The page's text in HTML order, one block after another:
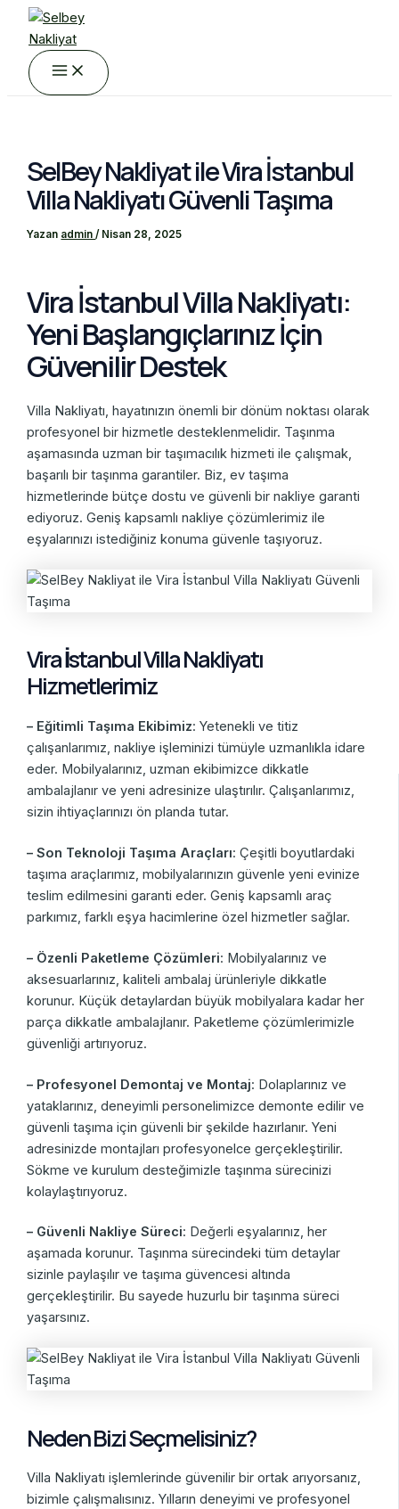
İçeriğe Main
Menu
SelBey Nakliyat ile Vira İstanbul
Villa Nakliyatı Güvenli Taşıma
Yazan admin/ Nisan 28, 2025
Vira İstanbul Villa Nakliyatı:
Yeni Başlangıçlarınız İçin
Güvenilir Destek
Villa Nakliyatı, hayatınızın önemli bir dönüm noktası olarak
profesyonel bir hizmetle desteklenmelidir. Taşınma
aşamasında uzman bir taşımacılık hizmeti ile çalışmak,
başarılı bir taşınma garantiler. Biz, ev taşıma
hizmetlerinde bütçe dostu ve güvenli bir nakliye garanti
ediyoruz. Geniş kapsamlı nakliye çözümlerimiz ile
eşyalarınızı istediğiniz konuma güvenle taşıyoruz.
Vira İstanbul Villa Nakliyatı
Hizmetlerimiz
– Eğitimli Taşıma Ekibimiz: Yetenekli ve titiz
çalışanlarımız, nakliye işleminizi tümüyle uzmanlıkla idare
eder. Mobilyalarınız, uzman ekibimizce dikkatle
ambalajlanır ve yeni adresinize ulaştırılır. Çalışanlarımız,
sizin ihtiyaçlarınızı ön planda tutar.
– Son Teknoloji Taşıma Araçları: Çeşitli boyutlardaki
taşıma araçlarımız, mobilyalarınızın güvenle yeni evinize
teslim edilmesini garanti eder. Geniş kapsamlı araç
parkımız, farklı eşya hacimlerine özel hizmetler sağlar.
– Özenli Paketleme Çözümleri: Mobilyalarınız ve
aksesuarlarınız, kaliteli ambalaj ürünleriyle dikkatle
korunur. Küçük detaylardan büyük mobilyalara kadar her
parça dikkatle ambalajlanır. Paketleme çözümlerimizle
güvenliği artırıyoruz.
– Profesyonel Demontaj ve Montaj: Dolaplarınız ve
yataklarınız, deneyimli personelimizce demonte edilir ve
güvenli taşıma için güvenli bir şekilde hazırlanır. Yeni
adresinizde montajları profesyonelce gerçekleştirilir.
Sökme ve kurulum desteğimizle taşınma sürecinizi
kolaylaştırıyoruz.
– Güvenli Nakliye Süreci: Değerli eşyalarınız, her
aşamada korunur. Taşınma sürecindeki tüm detaylar
sizinle paylaşılır ve taşıma güvencesi altında
gerçekleştirilir. Bu sayede huzurlu bir taşınma süreci
yaşarsınız.
Neden Bizi Seçmelisiniz?
Villa Nakliyatı işlemlerinde güvenilir bir ortak arıyorsanız,
bizimle çalışmalısınız. Yılların deneyimi ve profesyonel